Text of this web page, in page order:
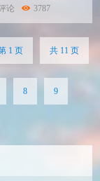
过程技术要求严格、
合规认证？本文将系
解决方案。 一、
分类管理要求 电动轮
被FD...
论 3787
1 页 共 11 页
8 9